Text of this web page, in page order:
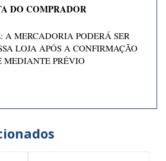
DO COMPRADOR
A MERCADORIA PODERÁ SER
LOJA APÓS A CONFIRMAÇÃO
PRÉVIO